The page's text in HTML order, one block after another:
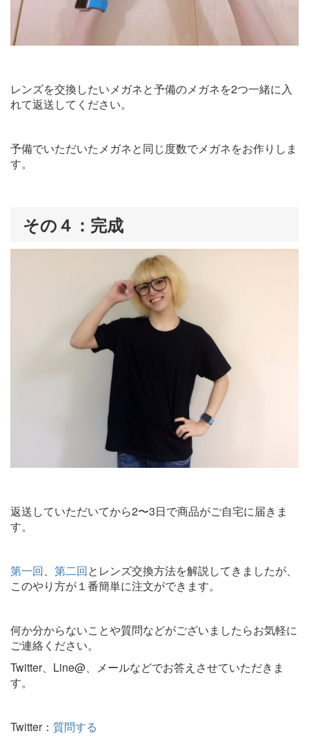
レンズを交換したいメガネと予備のメガネを2つ一緒に入
れて返送してください。
予備でいただいたメガネと同じ度数でメガネをお作りしま
す。
その４：完成
返送していただいてから2〜3日で商品がご自宅に届きま
す。
第一回、 第二回とレンズ交換方法を解説してきましたが、
このやり方が１番簡単に注文ができます。
何か分からないことや質問などがございましたらお気軽に
ご連絡ください。
Twitter、Line@、メールなどでお答えさせていただきま
す。
Twitter： 質問する